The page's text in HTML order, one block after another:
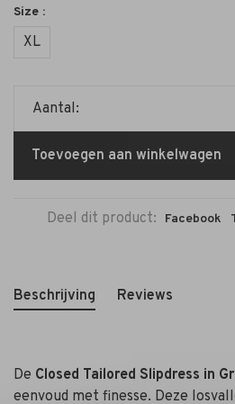
Size :
XL
Aantal:
Toevoegen aan winkelwagen
Deel dit product: Facebook
Beschrijving Reviews
De Closed Tailored Slipdress in
eenvoud met finesse. Deze